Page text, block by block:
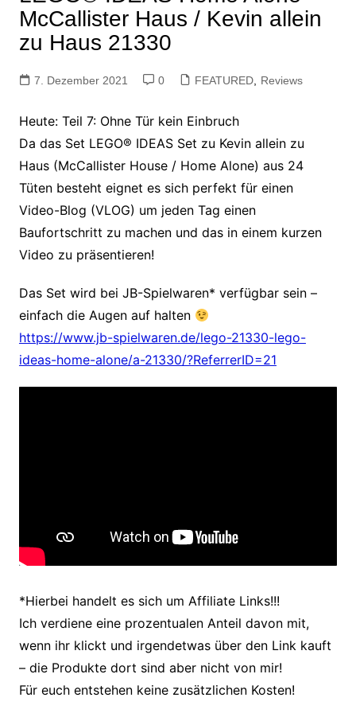
McCallister Haus / Kevin allein
zu Haus 21330
7. Dezember 2021 0 FEATURED, Reviews
Heute: Teil 7: Ohne Tür kein Einbruch
Da das Set LEGO® IDEAS Set zu Kevin allein zu
Haus (McCallister House / Home Alone) aus 24
Tüten besteht eignet es sich perfekt für einen
Video-Blog (VLOG) um jeden Tag einen
Baufortschritt zu machen und das in einem kurzen
Video zu präsentieren!
Das Set wird bei JB-Spielwaren* verfügbar sein –
einfach die Augen auf halten
https://www.jb-spielwaren.de/lego-21330-lego-
ideas-home-alone/a-21330/?ReferrerID=21
*Hierbei handelt es sich um Affiliate Links!!!
Ich verdiene eine prozentualen Anteil davon mit,
wenn ihr klickt und irgendetwas über den Link kauft
– die Produkte dort sind aber nicht von mir!
Für euch entstehen keine zusätzlichen Kosten!